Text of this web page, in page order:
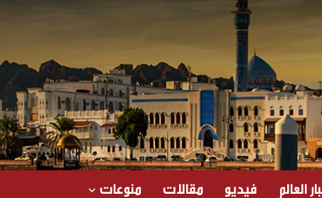
العالم فيديو مقالات منوعات